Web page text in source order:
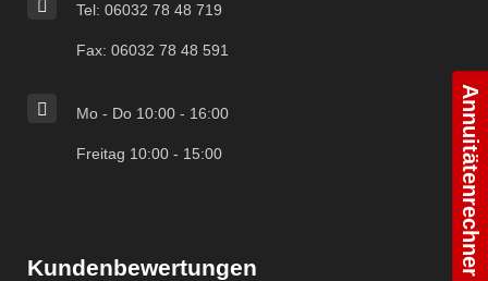
Tel: 06032 78 48 719
Fax: 06032 78 48 591
Mo - Do 10:00 - 16:00
Freitag 10:00 - 15:00
Kundenbewertungen Annuitätenrechner